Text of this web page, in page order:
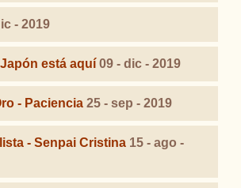
- 2019
está aquí 09 - dic - 2019
- Paciencia 25 - sep - 2019
- Senpai Cristina 15 - ago -